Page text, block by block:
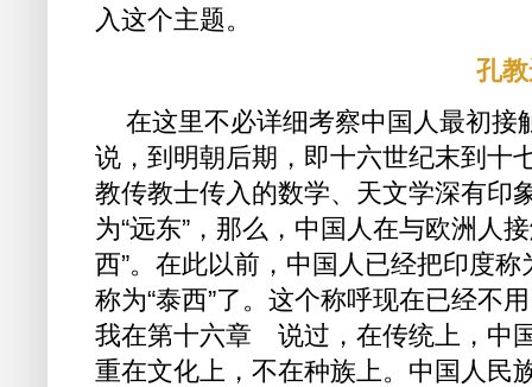
入这个主题。
孔
在这里不必详细考察中国人最初
说，到明朝后期，即十六世纪末到十
教传教士传入的数学、天文学深有印
为“远东”，那么，中国人在与欧洲人
西”。在此以前，中国人已经把印度
称为“泰西”了。这个称呼现在已经不
我在第十六章 说过，在传统上，中
重在文化上，不在种族上。中国人民